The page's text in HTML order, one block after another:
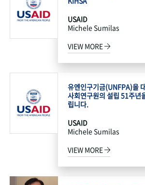
USAID
Michele Sumilas
VIEW MORE
유엔인구기금(UNFPA)을
사회연구원의 설립 51주년
립니다.
USAID
Michele Sumilas
VIEW MORE